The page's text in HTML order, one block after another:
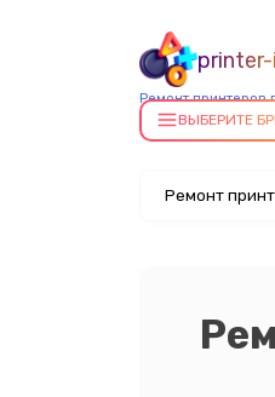
printer-
Ремонт принтеров
ВЫБЕРИТЕ
Ремонт